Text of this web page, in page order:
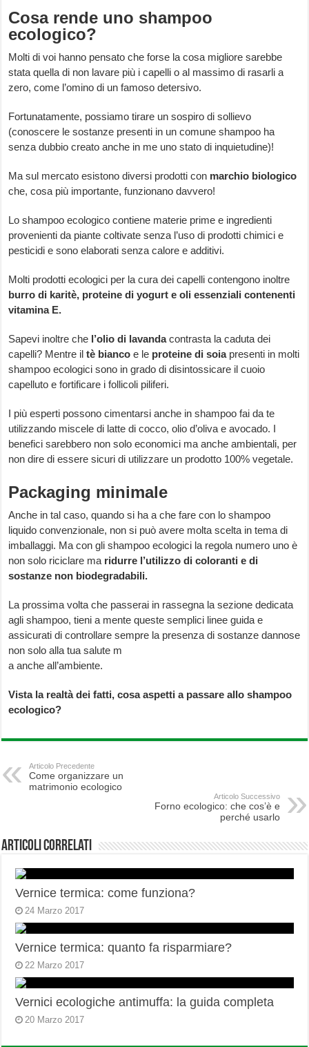
Cosa rende uno shampoo
ecologico?
Molti di voi hanno pensato che forse la cosa migliore sarebbe
stata quella di non lavare più i capelli o al massimo di rasarli a
zero, come l’omino di un famoso detersivo.
Fortunatamente, possiamo tirare un sospiro di sollievo
(conoscere le sostanze presenti in un comune shampoo ha
senza dubbio creato anche in me uno stato di inquietudine)!
Ma sul mercato esistono diversi prodotti con marchio biologico
che, cosa più importante, funzionano davvero!
Lo shampoo ecologico contiene materie prime e ingredienti
provenienti da piante coltivate senza l’uso di prodotti chimici e
pesticidi e sono elaborati senza calore e additivi.
Molti prodotti ecologici per la cura dei capelli contengono inoltre
burro di karitè, proteine di yogurt e oli essenziali contenenti
vitamina E.
Sapevi inoltre che l’olio di lavandacontrasta la caduta dei
capelli? Mentre iltè bianco e le proteine di soiapresenti in molti
shampoo ecologici sono in grado di disintossicare il cuoio
capelluto e fortificare i follicoli piliferi.
I più esperti possono cimentarsi anche in shampoo fai da te
utilizzando miscele di latte di cocco, olio d’oliva e avocado. I
benefici sarebbero non solo economici ma anche ambientali, per
non dire di essere sicuri di utilizzare un prodotto 100% vegetale.
Packaging minimale
Anche in tal caso, quando si ha a che fare con lo shampoo
liquido convenzionale, non si può avere molta scelta in tema di
imballaggi. Ma con gli shampoo ecologici la regola numero uno è
non solo riciclare ma ridurre l’utilizzo di coloranti e di
sostanze non biodegradabili.
La prossima volta che passerai in rassegna la sezione dedicata
agli shampoo, tieni a mente queste semplici linee guida e
assicurati di controllare sempre la presenza di sostanze dannose
non solo alla tua salute m
a anche all’ambiente.
Vista la realtà dei fatti, cosa aspetti a passare allo shampoo
ecologico?
Articolo Precedente
Come organizzare un
matrimonio ecologico
Articolo Successivo
Forno ecologico: che cos’è e
perché usarlo
Articoli correlati
Vernice termica: come funziona?
24 Marzo 2017
Vernice termica: quanto fa risparmiare?
22 Marzo 2017
Vernici ecologiche antimuffa: la guida completa
20 Marzo 2017